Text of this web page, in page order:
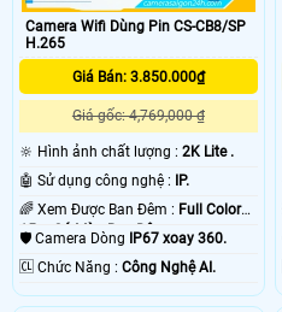
Camera Wifi Dùng Pin CS-CB8/SP
H.265
Giá Bán: 3.850.000₫
Giá gốc: 4,769,000 ₫
🔆 Hình ảnh chất lượng : 2K Lite .
🤖️ Sử dụng công nghệ :
IP.
🌈 Xem Được Ban Đêm : Full Color
15m Có Màu Ban Ðêm.
🛡 Camera Dòng
IP67 xoay 360.
️🆑 Chức Năng : Công Nghệ AI.